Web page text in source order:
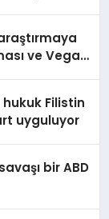
ve Vegan
Filistin
uyguluyor
bir ABD